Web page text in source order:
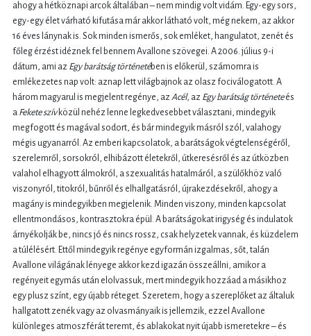
ahogy a hétköznapi arcok általában – nem mindig volt vidám. Egy-egy sors,
egy-egy élet várható kifutása már akkor látható volt, még nekem, az akkor
16 éves lánynak is. Sok minden ismerős, sok emléket, hangulatot, zenét és
főleg érzést idéznek fel bennem Avallone szövegei. A 2006. július 9-i
dátum, ami az Egy barátság történetében is előkerül, számomra is
emlékezetes nap volt: aznap lett világbajnok az olasz fociválogatott. A
három magyarul is megjelent regénye, az Acél, az Egy barátság történeteés
a Fekete szívközül nehéz lenne legkedvesebbet választani, mindegyik
megfogott és magával sodort, és bár mindegyik másról szól, valahogy
mégis ugyanarról. Az emberi kapcsolatok, a barátságok végtelenségéről,
szerelemről, sorsokról, elhibázott életekről, útkeresésről és az útközben
valahol elhagyott álmokról, a szexualitás hatalmáról, a szülőkhöz való
viszonyról, titokról, bűnről és elhallgatásról, újrakezdésekről, ahogy a
magány is mindegyikben megjelenik. Minden viszony, minden kapcsolat
ellentmondásos, kontrasztokra épül. A barátságokat irigység és indulatok
árnyékolják be, nincs jó és nincs rossz, csak helyzetek vannak, és küzdelem
a túlélésért. Ettől mindegyik regénye egyformán izgalmas, sőt, talán
Avallone világának lényege akkor kezd igazán összeállni, amikor a
regényeit egymás után elolvassuk, mert mindegyik hozzáad a másikhoz
egy plusz színt, egy újabb réteget. Szeretem, hogy a szereplőket az általuk
hallgatott zenék vagy az olvasmányaik is jellemzik, ezzel Avallone
különleges atmoszférát teremt, és ablakokat nyit újabb ismeretekre – és